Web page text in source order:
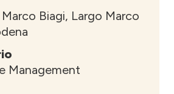
Biagi, Largo Marco
Management